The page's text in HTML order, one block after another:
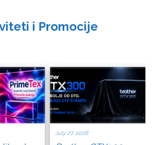
i Promocije
July 27, 2026